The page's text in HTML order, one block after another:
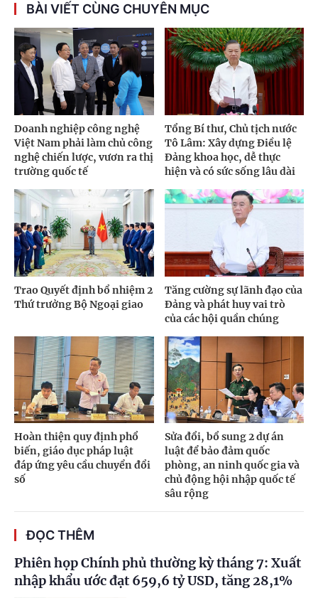
BÀI VIẾT CÙNG CHUYÊN MỤC
Doanh nghiệp công nghệ
Việt Nam phải làm chủ công
nghệ chiến lược, vươn ra thị
trường quốc tế
Tổng Bí thư, Chủ tịch nước
Tô Lâm: Xây dựng Điều lệ
Đảng khoa học, dễ thực
hiện và có sức sống lâu dài
Trao Quyết định bổ nhiệm 2
Thứ trưởng Bộ Ngoại giao
Tăng cường sự lãnh đạo của
Đảng và phát huy vai trò
của các hội quần chúng
Hoàn thiện quy định phổ
biến, giáo dục pháp luật
đáp ứng yêu cầu chuyển đổi
số
Sửa đổi, bổ sung 2 dự án
luật để bảo đảm quốc
phòng, an ninh quốc gia và
chủ động hội nhập quốc tế
sâu rộng
ĐỌC THÊM
Phiên họp Chính phủ thường kỳ tháng 7: Xuất
nhập khẩu ước đạt 659,6 tỷ USD, tăng 28,1%